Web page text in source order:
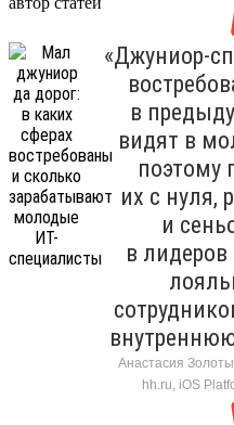
«Джуниор-
в
видят в
поэтому
их с нуля,
и
в
Анастасия
hh.ru, iOS